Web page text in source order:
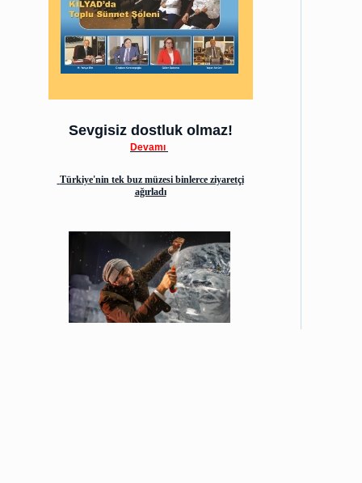
Sevgisiz dostluk olmaz!
Devamı
Türkiye'nin tek buz müzesi binlerce ziyaretçi
ağırladı